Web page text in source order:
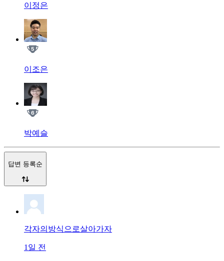
이정은
이조은
박예슬
답변 등록순
각자의방식으로살아가자
1일 전